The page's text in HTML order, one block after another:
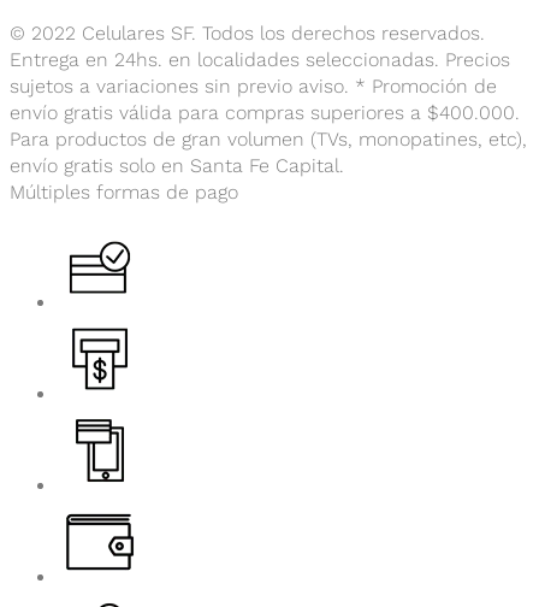
© 2022 Celulares SF. Todos los derechos reservados.
Entrega en 24hs. en localidades seleccionadas. Precios
sujetos a variaciones sin previo aviso. * Promoción de
envío gratis válida para compras superiores a $400.000.
Para productos de gran volumen (TVs, monopatines, etc),
envío gratis solo en Santa Fe Capital.
Múltiples formas de pago